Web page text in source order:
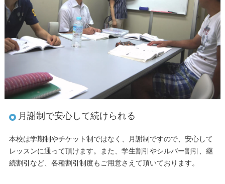
月謝制で安心して続けられる
本校は学期制やチケット制ではなく、月謝制ですので、安心して
レッスンに通って頂けます。また、学生割引やシルバー割引、継
続割引など、各種割引制度もご用意さえて頂いております。